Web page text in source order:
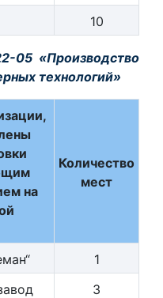
10
05 «Производство
технологий»
на
Количество
мест
1
3